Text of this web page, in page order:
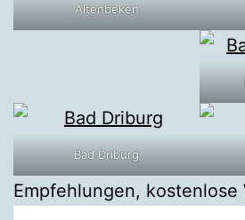
Altenbeken
Bad Driburg
Empfehlungen, kostenlose